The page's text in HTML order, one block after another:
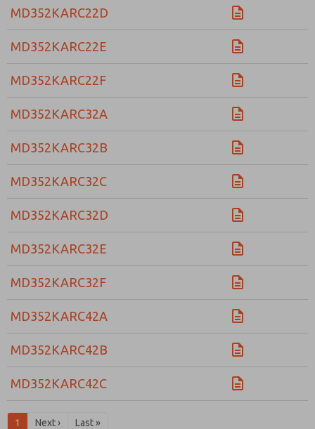
MD352KARC22D
MD352KARC22E
MD352KARC22F
MD352KARC32A
MD352KARC32B
MD352KARC32C
MD352KARC32D
MD352KARC32E
MD352KARC32F
MD352KARC42A
MD352KARC42B
MD352KARC42C
1 Next › Last »